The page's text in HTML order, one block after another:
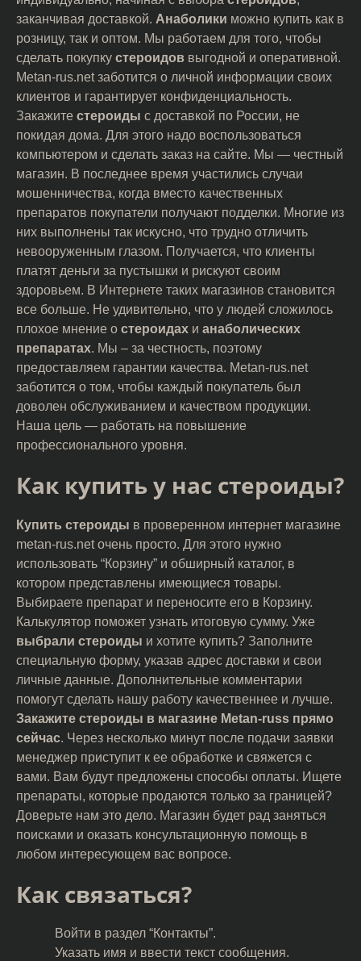
заканчивая доставкой. Анаболики можно купить как в
розницу, так и оптом. Мы работаем для того, чтобы
сделать покупку стероидов выгодной и оперативной.
Metan-rus.net заботится о личной информации своих
клиентов и гарантирует конфиденциальность.
Закажите стероиды с доставкой по России, не
покидая дома. Для этого надо воспользоваться
компьютером и сделать заказ на сайте. Мы — честный
магазин. В последнее время участились случаи
мошенничества, когда вместо качественных
препаратов покупатели получают подделки. Многие из
них выполнены так искусно, что трудно отличить
невооруженным глазом. Получается, что клиенты
платят деньги за пустышки и рискуют своим
здоровьем. В Интернете таких магазинов становится
все больше. Не удивительно, что у людей сложилось
плохое мнение о стероидах и анаболических
препаратах. Мы – за честность, поэтому
предоставляем гарантии качества. Metan-rus.net
заботится о том, чтобы каждый покупатель был
доволен обслуживанием и качеством продукции.
Наша цель — работать на повышение
профессионального уровня.
Как купить у нас стероиды?
Купить стероиды в проверенном интернет магазине
metan-rus.net очень просто. Для этого нужно
использовать “Корзину” и обширный каталог, в
котором представлены имеющиеся товары.
Выбираете препарат и переносите его в Корзину.
Калькулятор поможет узнать итоговую сумму. Уже
выбрали стероиды и хотите купить? Заполните
специальную форму, указав адрес доставки и свои
личные данные. Дополнительные комментарии
помогут сделать нашу работу качественнее и лучше.
Закажите стероиды в магазине Metan-russ прямо
сейчас. Через несколько минут после подачи заявки
менеджер приступит к ее обработке и свяжется с
вами. Вам будут предложены способы оплаты. Ищете
препараты, которые продаются только за границей?
Доверьте нам это дело. Магазин будет рад заняться
поисками и оказать консультационную помощь в
любом интересующем вас вопросе.
Как связаться?
Войти в раздел “Контакты”.
Указать имя и ввести текст сообщения.